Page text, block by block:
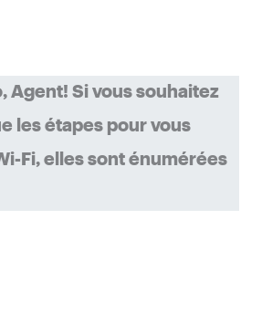
Agent! Si vous souhaitez
les étapes pour vous
Fi, elles sont énumérées